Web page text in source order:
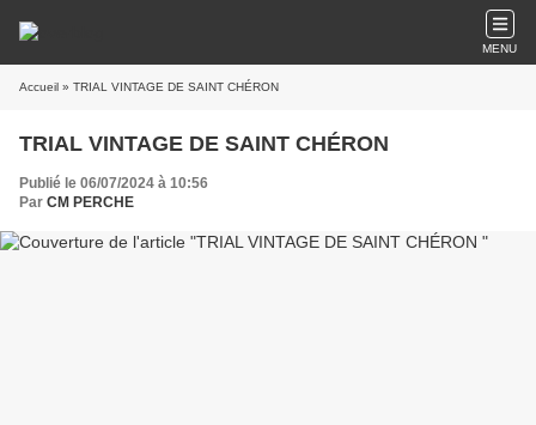
MENU
Accueil » TRIAL VINTAGE DE SAINT CHÉRON
TRIAL VINTAGE DE SAINT CHÉRON
Publié le 06/07/2024 à 10:56
Par CM PERCHE